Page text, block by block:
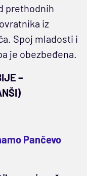
prethodnih
iz
Spoj mladosti i
je obezbeđena.
–
Pančevo